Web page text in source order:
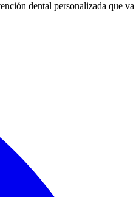
dental personalizada que va